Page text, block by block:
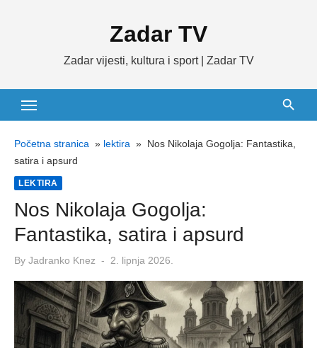
Zadar TV
Zadar vijesti, kultura i sport | Zadar TV
Početna stranica » lektira » Nos Nikolaja Gogolja: Fantastika,
satira i apsurd
LEKTIRA
Nos Nikolaja Gogolja:
Fantastika, satira i apsurd
By Jadranko Knez
Posted
2. lipnja 2026.